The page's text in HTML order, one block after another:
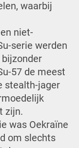
waarbij
niet-
serie werden
57 de meest
stealth-jager
zijn.
was Oekraïne
om slechts